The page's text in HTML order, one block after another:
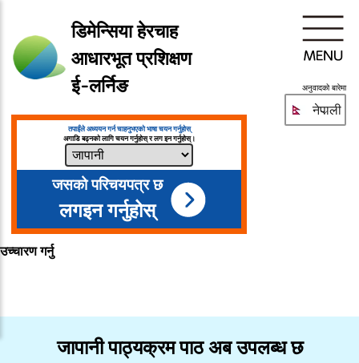
डिमेन्सिया हेरचाह
आधारभूत प्रशिक्षण
ई-लर्निङ
तपाईंले अध्ययन गर्न चाहनुभएको भाषा चयन गर्नुहोस्
अगाडि बढ्नको लागि चयन गर्नुहोस् र लग इन गर्नुहोस्।
जसको परिचयपत्र छ
लगइन गर्नुहोस्
उच्चारण गर्नु
अनुवादको बारेमा
नेपाली
जापानी पाठ्यक्रम पाठ अब उपलब्ध छ